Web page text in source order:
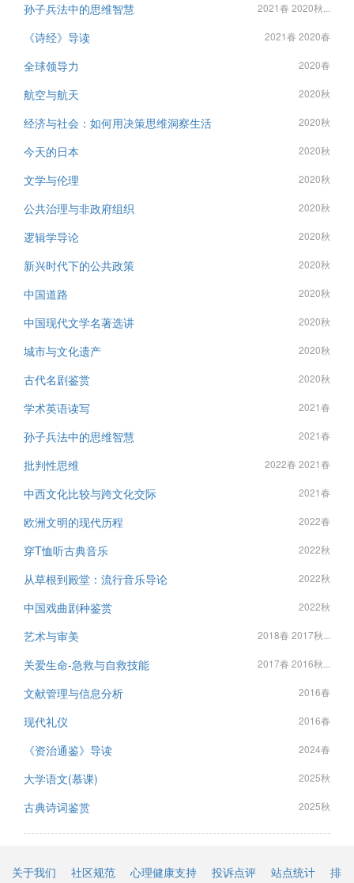
孙子兵法中的思维智慧 2021春 2020秋...
《诗经》导读 2021春 2020春
全球领导力 2020春
航空与航天 2020秋
经济与社会：如何用决策思维洞察生活 2020秋
今天的日本 2020秋
文学与伦理 2020秋
公共治理与非政府组织 2020秋
逻辑学导论 2020秋
新兴时代下的公共政策 2020秋
中国道路 2020秋
中国现代文学名著选讲 2020秋
城市与文化遗产 2020秋
古代名剧鉴赏 2020秋
学术英语读写 2021春
孙子兵法中的思维智慧 2021春
批判性思维 2022春 2021春
中西文化比较与跨文化交际 2021春
欧洲文明的现代历程 2022春
穿T恤听古典音乐 2022秋
从草根到殿堂：流行音乐导论 2022秋
中国戏曲剧种鉴赏 2022秋
艺术与审美 2018春 2017秋...
关爱生命-急救与自救技能 2017春 2016秋...
文献管理与信息分析 2016春
现代礼仪 2016春
《资治通鉴》导读 2024春
大学语文(慕课) 2025秋
古典诗词鉴赏 2025秋
关于我们 社区规范 心理健康支持 投诉点评 站点统计
排